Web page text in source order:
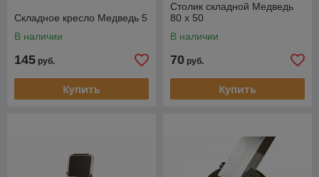
Складное кресло Медведь 5
В наличии
145 руб.
Купить
Столик складной Медведь
80 х 50
В наличии
70 руб.
Купить